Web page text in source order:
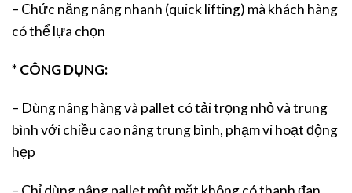
– Chức năng nâng nhanh (quick lifting) mà khách hàng
có thể lựa chọn
* CÔNG DỤNG:
– Dùng nâng hàng và pallet có tải trọng nhỏ và trung
bình với chiều cao nâng trung bình, phạm vi hoạt động
hẹp